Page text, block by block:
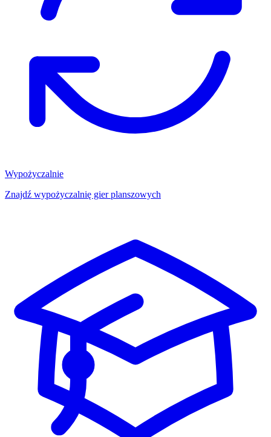
Wypożyczalnie
Znajdź wypożyczalnię gier planszowych